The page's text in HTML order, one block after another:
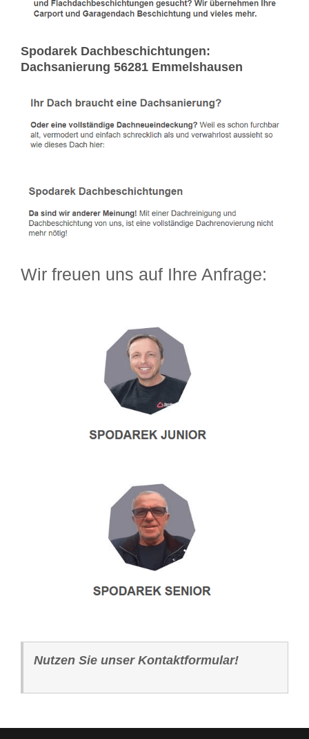
Spodarek Dachbeschichtungen:
Dachsanierung 56281 Emmelshausen
Wir freuen uns auf Ihre Anfrage:
Nutzen Sie unser Kontaktformular!